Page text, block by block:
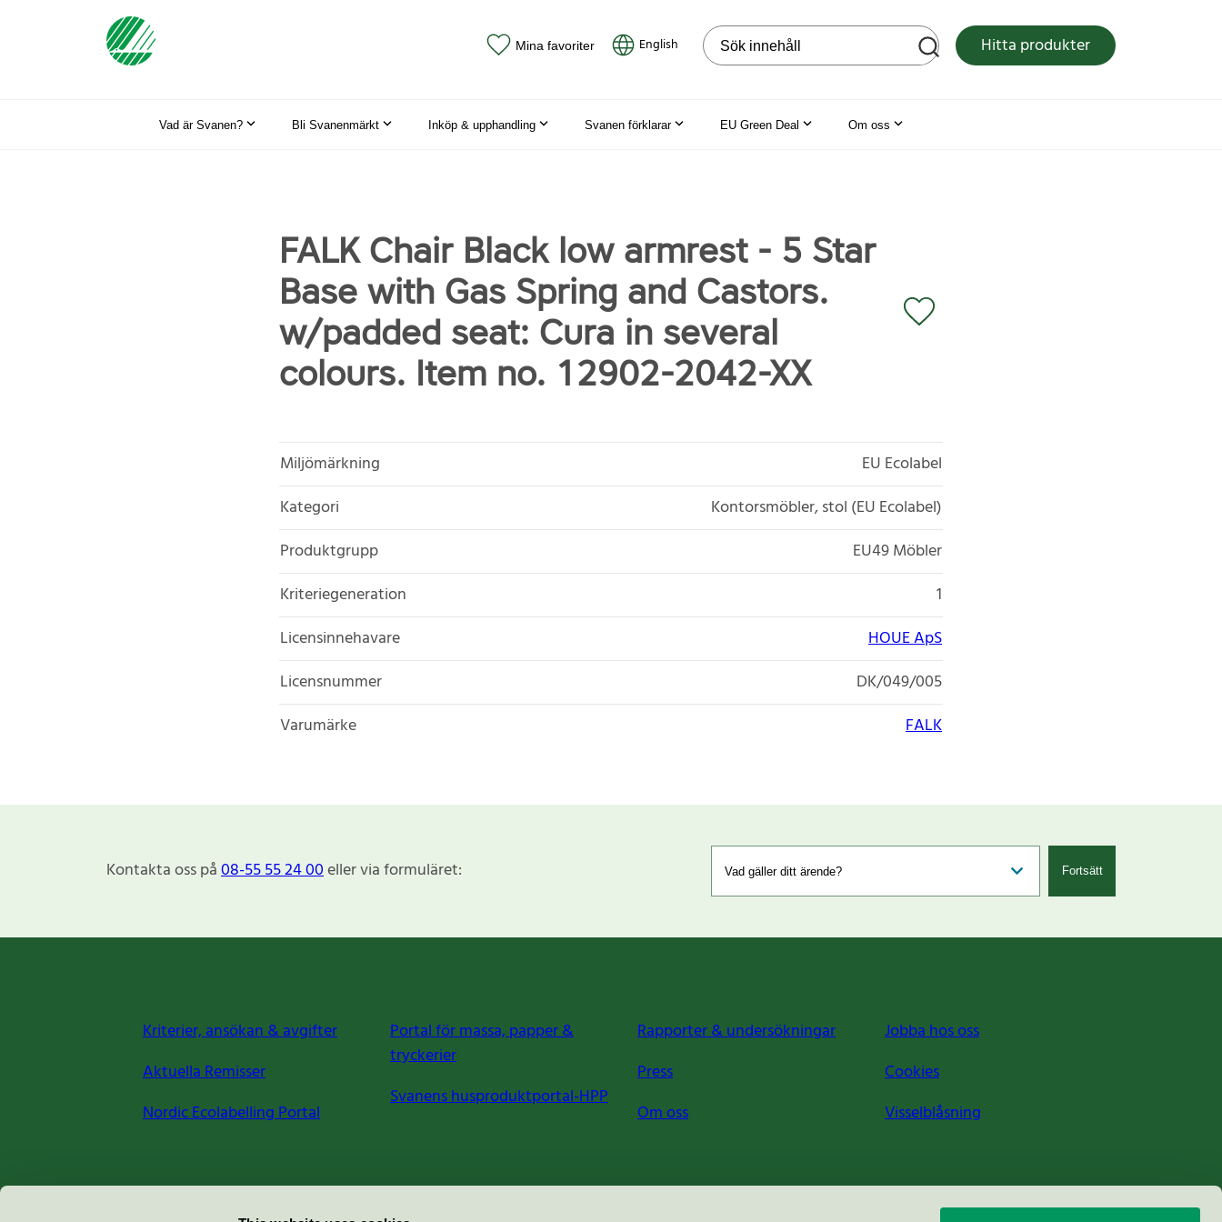
Mina favoriter English Sök på webbplatsen Hitta produkter
Vad är Svanen? Bli Svanenmärkt Inköp & upphandling Svanen förklarar EU Green Deal Om oss
FALK Chair Black low armrest - 5 Star
Base with Gas Spring and Castors.
w/padded seat: Cura in several
colours. Item no. 12902-2042-XX
Miljömärkning
EU Ecolabel
Kategori
Kontorsmöbler, stol (EU Ecolabel)
Produktgrupp
EU49 Möbler
Kriteriegeneration
1
Licensinnehavare
HOUE ApS
Licensnummer
DK/049/005
Varumärke
FALK
Kontakta oss på08-55 55 24 00eller via formuläret: Fortsätt
Kriterier, ansökan & avgifter
Aktuella Remisser
Nordic Ecolabelling Portal
Portal för massa, papper &
tryckerier
Svanens husproduktportal-HPP
Rapporter & undersökningar
Press
Om oss
Jobba hos oss
Cookies
Visselblåsning
Miljömärkning Sverige AB